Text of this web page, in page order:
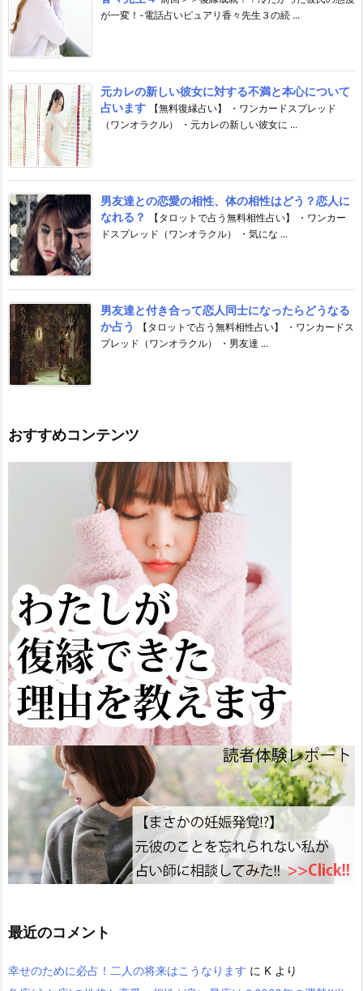
が一変！-電話占いピュアリ香々先生３の続 ...
元カレの新しい彼女に対する不満と本心について
占います
【無料復縁占い】 ・ワンカードスプレッド
（ワンオラクル） ・元カレの新しい彼女に ...
男友達との恋愛の相性、体の相性はどう？恋人に
なれる？
【タロットで占う無料相性占い】 ・ワンカー
ドスプレッド（ワンオラクル） ・気にな ...
男友達と付き合って恋人同士になったらどうなる
か占う
【タロットで占う無料相性占い】 ・ワンカードス
プレッド（ワンオラクル） ・男友達 ...
おすすめコンテンツ
最近のコメント
幸せのために必占！二人の将来はこうなります に K より